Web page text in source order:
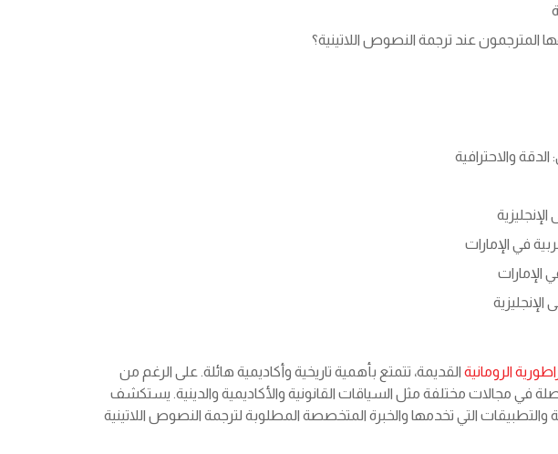
المترجمون عند ترجمة النصوص اللاتينية؟
والاحترافية
في الإمارات
الإمارات
الإنجليزية
الرومانيةالقديمة، تتمتع بأهمية تاريخية وأكاديمية هائلة. على الرغم من
صلة في مجالات مختلفة مثل السياقات القانونية والأكاديمية والدينية. يستكشف
والتطبيقات التي تخدمها والخبرة المتخصصة المطلوبة لترجمة النصوص اللاتينية